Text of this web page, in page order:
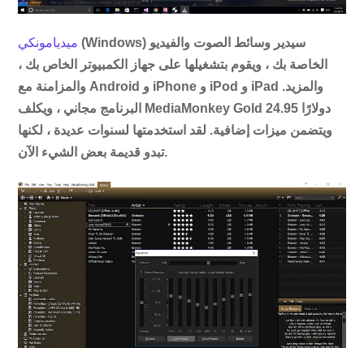
ميديامونكي (Windows) سيدير ​​وسائط الصوت والفيديو
الخاصة بك ، ويقوم بتشغيلها على جهاز الكمبيوتر الخاص بك ،
والمزامنة مع Android و iPhone و iPod و iPad والمزيد.
البرنامج مجاني ، ويكلف MediaMonkey Gold 24.95 دولارًا
ويتضمن ميزات إضافية. لقد استخدمتها لسنوات عديدة ، لكنها
تبدو قديمة بعض الشيء الآن.